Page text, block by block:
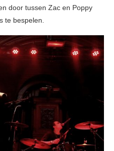
door tussen Zac en Poppy
te bespelen.